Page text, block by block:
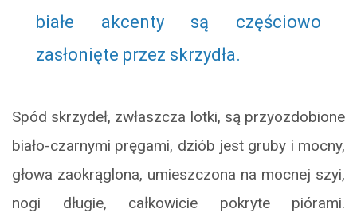
białe akcenty są częściowo
zasłonięte przez skrzydła.
Spód skrzydeł, zwłaszcza lotki, są przyozdobione
biało-czarnymi pręgami, dziób jest gruby i mocny,
głowa zaokrąglona, umieszczona na mocnej szyi,
nogi długie, całkowicie pokryte piórami.